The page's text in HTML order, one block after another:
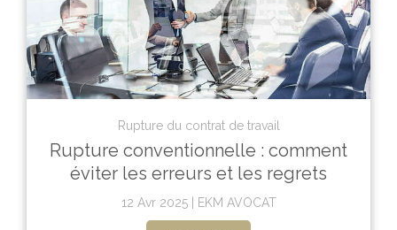
Rupture du contrat de travail
Rupture conventionnelle : comment
éviter les erreurs et les regrets
12 Avr 2025 EKM AVOCAT